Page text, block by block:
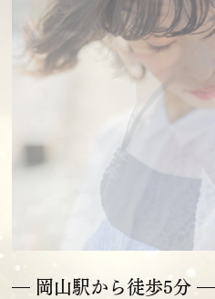
― 岡山駅から徒歩5分 ―